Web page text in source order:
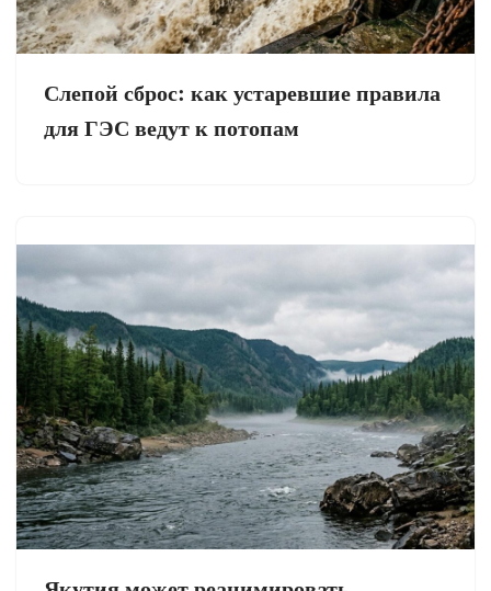
Слепой сброс: как устаревшие правила
для ГЭС ведут к потопам